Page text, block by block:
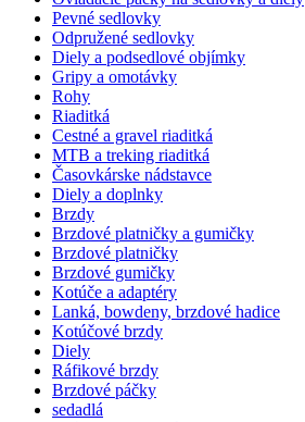
Pevné sedlovky
Odpružené sedlovky
Diely a podsedlové objímky
Gripy a omotávky
Rohy
Riaditká
Cestné a gravel riaditká
MTB a treking riaditká
Časovkárske nádstavce
Diely a doplnky
Brzdy
Brzdové platničky a gumičky
Brzdové platničky
Brzdové gumičky
Kotúče a adaptéry
Lanká, bowdeny, brzdové hadice
Kotúčové brzdy
Diely
Ráfikové brzdy
Brzdové páčky
sedadlá